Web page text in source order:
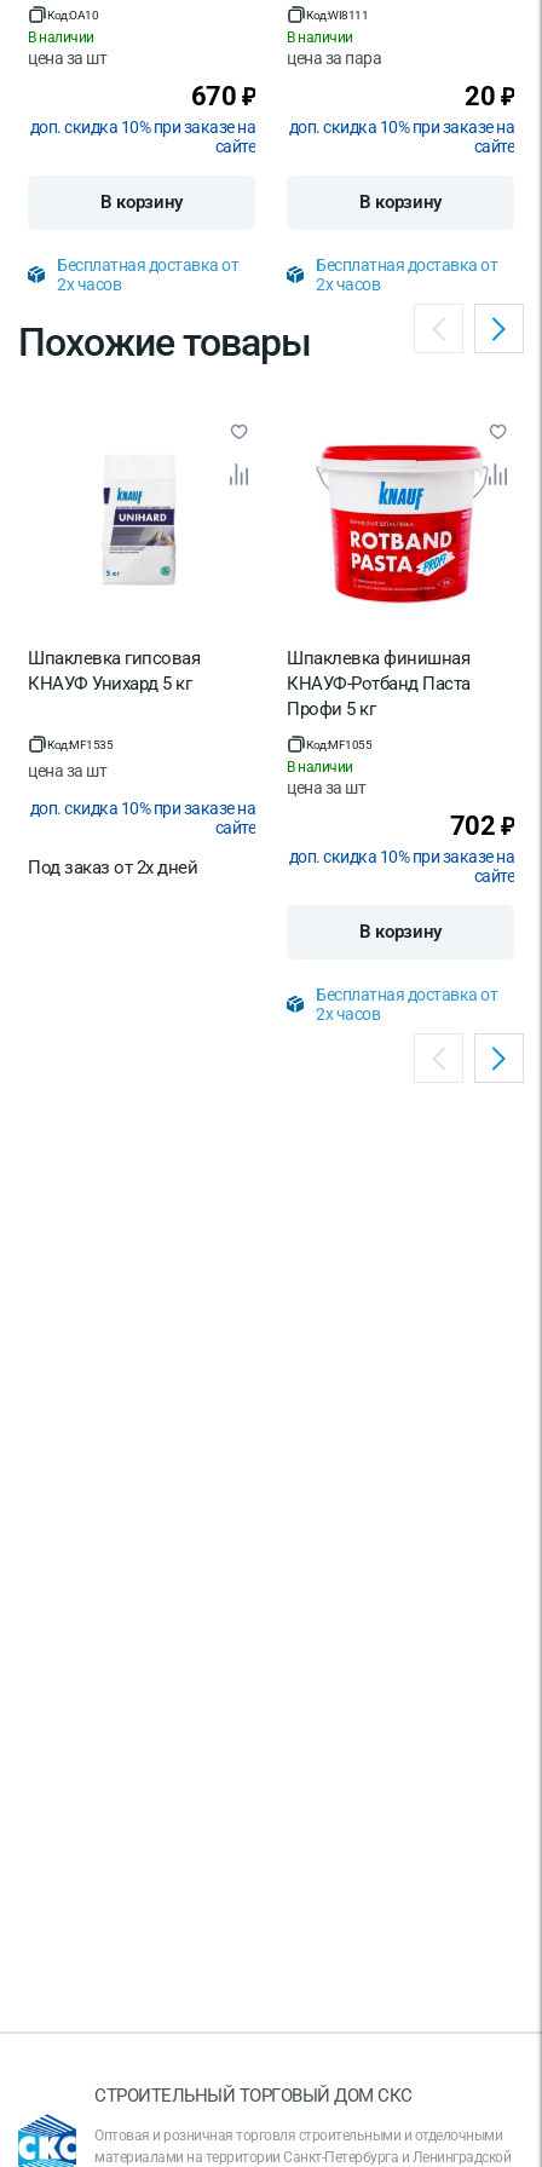
Код:OA10
В наличии
цена за шт
670 ₽
доп. скидка 10% при заказе на
сайте
В корзину
Бесплатная доставка от
2х часов
Код:WI8111
В наличии
цена за пара
20 ₽
доп. скидка 10% при заказе на
сайте
В корзину
Бесплатная доставка от
2х часов
Похожие товары
Шпаклевка гипсовая
КНАУФ Унихард 5 кг
Код:MF1535
цена за шт
доп. скидка 10% при заказе на
сайте
Под заказ от 2х дней
Шпаклевка финишная
КНАУФ-Ротбанд Паста
Профи 5 кг
Код:MF1055
В наличии
цена за шт
702 ₽
доп. скидка 10% при заказе на
сайте
В корзину
Бесплатная доставка от
2х часов
СТРОИТЕЛЬНЫЙ ТОРГОВЫЙ ДОМ СКС
Оптовая и розничная торговля строительными и отделочными
материалами на территории Санкт-Петербурга и Ленинградской